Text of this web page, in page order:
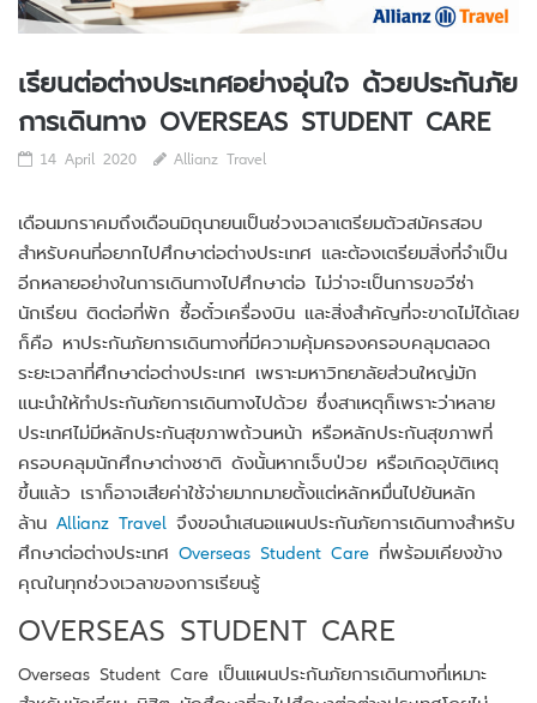
เรียนต่อต่างประเทศอย่างอุ่นใจ ด้วยประกันภัย
การเดินทาง OVERSEAS STUDENT CARE
14 April 2020 Allianz Travel
เดือนมกราคมถึงเดือนมิถุนายนเป็นช่วงเวลาเตรียมตัวสมัครสอบ
สำหรับคนที่อยากไปศึกษาต่อต่างประเทศ และต้องเตรียมสิ่งที่จำเป็น
อีกหลายอย่างในการเดินทางไปศึกษาต่อ ไม่ว่าจะเป็นการขอวีซ่า
นักเรียน ติดต่อที่พัก ซื้อตั๋วเครื่องบิน และสิ่งสำคัญที่จะขาดไม่ได้เลย
ก็คือ หาประกันภัยการเดินทางที่มีความคุ้มครองครอบคลุมตลอด
ระยะเวลาที่ศึกษาต่อต่างประเทศ เพราะมหาวิทยาลัยส่วนใหญ่มัก
แนะนำให้ทำประกันภัยการเดินทางไปด้วย ซึ่งสาเหตุก็เพราะว่าหลาย
ประเทศไม่มีหลักประกันสุขภาพถ้วนหน้า หรือหลักประกันสุขภาพที่
ครอบคลุมนักศึกษาต่างชาติ ดังนั้นหากเจ็บป่วย หรือเกิดอุบัติเหตุ
ขึ้นแล้ว เราก็อาจเสียค่าใช้จ่ายมากมายตั้งแต่หลักหมื่นไปยันหลัก
ล้าน Allianz Travel จึงขอนำเสนอแผนประกันภัยการเดินทางสำหรับ
ศึกษาต่อต่างประเทศ Overseas Student Care ที่พร้อมเคียงข้าง
คุณในทุกช่วงเวลาของการเรียนรู้
OVERSEAS STUDENT CARE
Overseas Student Care เป็นแผนประกันภัยการเดินทางที่เหมาะ